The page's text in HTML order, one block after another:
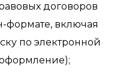
договоров
формате, включая
по электронной